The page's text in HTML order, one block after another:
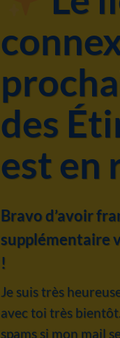
des
est en
Bravo d’avoir
supplémentaire
!
Je suis très
avec toi très
spams si mon mail